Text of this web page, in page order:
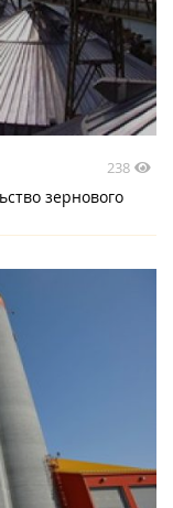
238
зернового